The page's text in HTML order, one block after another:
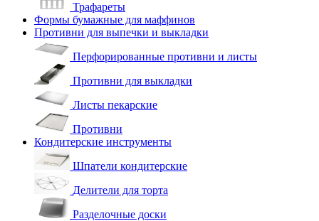
Трафареты
Формы бумажные для маффинов
Противни для выпечки и выкладки
Перфорированные противни и листы
Противни для выкладки
Листы пекарские
Противни
Кондитерские инструменты
Шпатели кондитерские
Делители для торта
Разделочные доски